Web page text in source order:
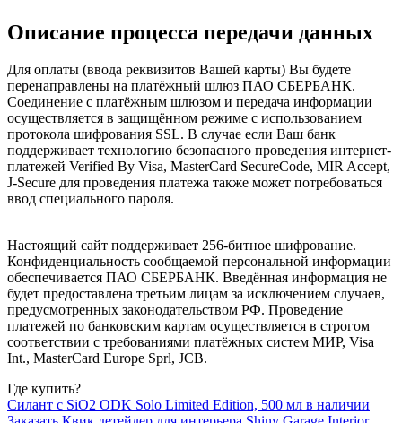
Описание процесса передачи данных
Для оплаты (ввода реквизитов Вашей карты) Вы будете
перенаправлены на платёжный шлюз ПАО СБЕРБАНК.
Соединение с платёжным шлюзом и передача информации
осуществляется в защищённом режиме с использованием
протокола шифрования SSL. В случае если Ваш банк
поддерживает технологию безопасного проведения интернет-
платежей Verified By Visa, MasterCard SecureCode, MIR Accept,
J-Secure для проведения платежа также может потребоваться
ввод специального пароля.
Настоящий сайт поддерживает 256-битное шифрование.
Конфиденциальность сообщаемой персональной информации
обеспечивается ПАО СБЕРБАНК. Введённая информация не
будет предоставлена третьим лицам за исключением случаев,
предусмотренных законодательством РФ. Проведение
платежей по банковским картам осуществляется в строгом
соответствии с требованиями платёжных систем МИР, Visa
Int., MasterCard Europe Sprl, JCB.
Где купить?
Силант с SiO2 ODK Solo Limited Edition, 500 мл в наличии